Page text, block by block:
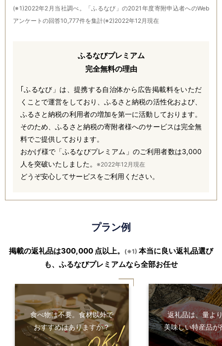
(※1)2022年2月当社調べ。「ふるなび」の2021年度寄附申込者へのWeb
アンケートの回答10,777件を集計(※2)2022年12月現在
ふるなびプレミアム
完全無料の理由
｢ふるなび」は、提携する自治体から広告掲載料をいただ
くことで運営をしており、ふるさと納税の活性化および、
ふるさと納税の利用者の増加を第一に活動しております。
そのため、ふるさと納税の寄附者様へのサービスは完全無
料でご提供しております。
おかげ様で「ふるなびプレミアム」のご利用者数は3,000
人を突破いたしました。 ※2022年12月現在
どうぞ安心してサービスをご利用ください。
プラン例
掲載の返礼品は300,000 点以上。 (※1) 本当に良い返礼品選び
も、ふるなびプレミアムなら全部お任せ
食べ物は不要。食材以外で
おすすめはありますか？
返礼品は、量よ
美味しい特産品が